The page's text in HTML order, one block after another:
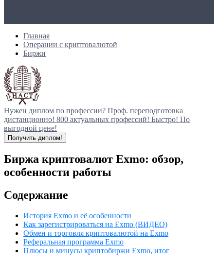
Главная
Операции с криптовалютой
Биржи
Нужен диплом по профессии? Проф. переподготовка
дистанционно! 800 актуальных профессий! Быстро! По
выгодной цене!
Получить диплом!
Биржа криптовалют Exmo: обзор,
особенности работы
Содержание
История Exmo и её особенности
Как зарегистрироваться на Exmo (ВИДЕО)
Обмен и торговля криптовалютой на Exmo
Реферальная программа Exmo
Плюсы и минусы криптобиржи Exmo, итог